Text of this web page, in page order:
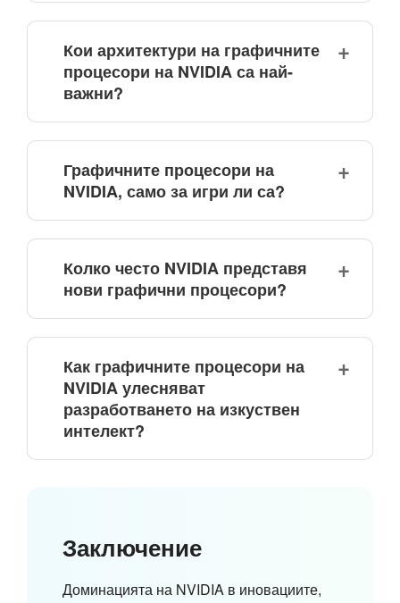
Кои архитектури на графичните
процесори на NVIDIA са най-
важни?
Графичните процесори на
NVIDIA, само за игри ли са?
Колко често NVIDIA представя
нови графични процесори?
Как графичните процесори на
NVIDIA улесняват
разработването на изкуствен
интелект?
Заключение
Доминацията на NVIDIA в иновациите,